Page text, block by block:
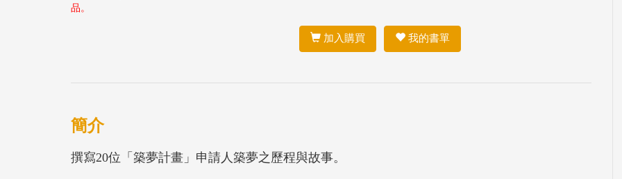
品。
加入購買 我的書單
簡介
撰寫20位「築夢計畫」申請人築夢之歷程與故事。